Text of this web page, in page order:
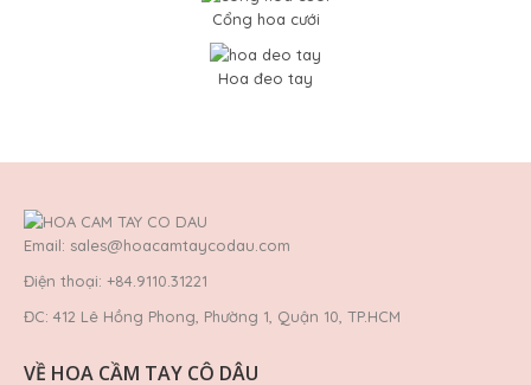
Cổng hoa cưới
Hoa đeo tay
Email: sales@hoacamtaycodau.com
Điện thoại: +84.9110.31221
ĐC: 412 Lê Hồng Phong, Phường 1, Quận 10, TP.HCM
VỀ HOA CẦM TAY CÔ DÂU